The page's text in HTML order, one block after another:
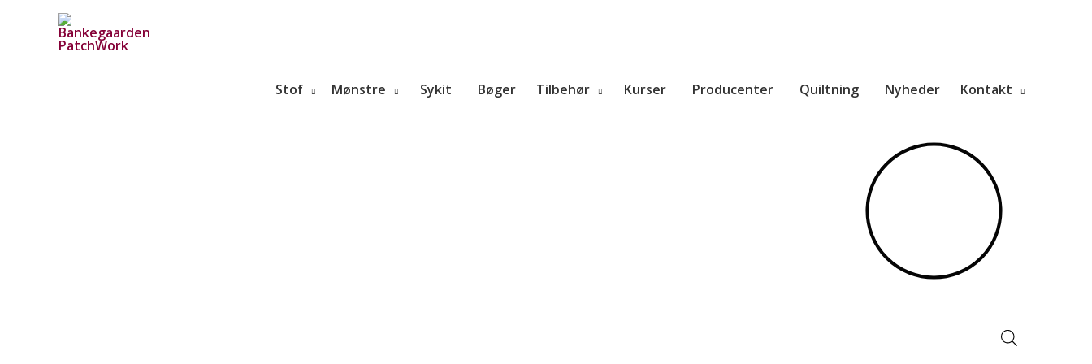
indholdet
Stof Mønstre Sykit Bøger Tilbehør Kurser Producenter Quiltning Nyheder Kontakt